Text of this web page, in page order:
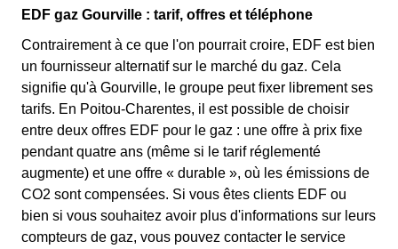
EDF gaz Gourville : tarif, offres et téléphone
Contrairement à ce que l'on pourrait croire, EDF est bien
un fournisseur alternatif sur le marché du gaz. Cela
signifie qu'à Gourville, le groupe peut fixer librement ses
tarifs. En Poitou-Charentes, il est possible de choisir
entre deux offres EDF pour le gaz : une offre à prix fixe
pendant quatre ans (même si le tarif réglementé
augmente) et une offre « durable », où les émissions de
CO2 sont compensées. Si vous êtes clients EDF ou
bien si vous souhaitez avoir plus d'informations sur leurs
compteurs de gaz, vous pouvez contacter le service